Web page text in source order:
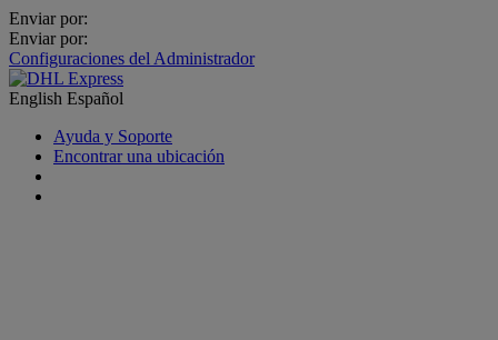
Enviar por:
Enviar por:
Configuraciones del Administrador
English Español
Ayuda y Soporte
Encontrar una ubicación